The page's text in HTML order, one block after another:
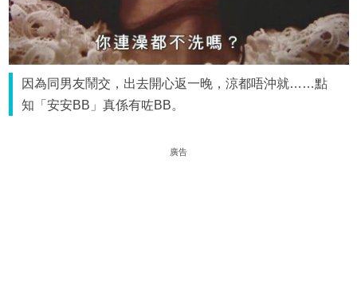
因為同男友鬧交，出去開心返一晚，涼都唔沖就……點
知「安安BB」真係有咗BB。
廣告